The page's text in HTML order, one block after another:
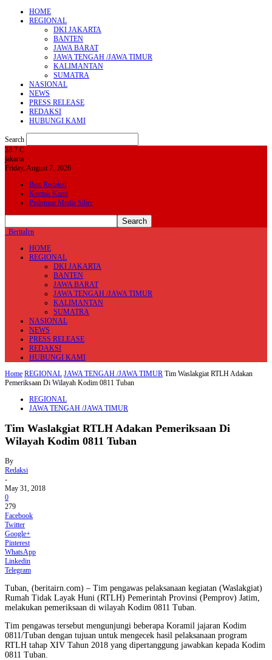
HOME
REGIONAL
DKI JAKARTA
BANTEN
JAWA BARAT
JAWA TENGAH /JAWA TIMUR
KALIMANTAN
SUMATRA
NASIONAL
NEWS
PRESS RELEASE
REDAKSI
HUBUNGI KAMI
Search
33.7 C
jakarta
Friday, August 7, 2026
Box Redaksi
Kontak Kami
Pedoman Media Siber
BeritaIrn
HOME
REGIONAL
DKI JAKARTA
BANTEN
JAWA BARAT
JAWA TENGAH /JAWA TIMUR
KALIMANTAN
SUMATRA
NASIONAL
NEWS
PRESS RELEASE
REDAKSI
HUBUNGI KAMI
Home REGIONAL JAWA TENGAH /JAWA TIMUR Tim Waslakgiat RTLH Adakan
Pemeriksaan Di Wilayah Kodim 0811 Tuban
REGIONAL
JAWA TENGAH /JAWA TIMUR
Tim Waslakgiat RTLH Adakan Pemeriksaan Di
Wilayah Kodim 0811 Tuban
By
Redaksi
-
May 31, 2018
0
279
Facebook
Twitter
Google+
Pinterest
WhatsApp
Linkedin
Telegram
Tuban, (beritairn.com) – Tim pengawas pelaksanaan kegiatan (Waslakgiat)
Rumah Tidak Layak Huni (RTLH) Pemerintah Provinsi (Pemprov) Jatim,
melakukan pemeriksaan di wilayah Kodim 0811 Tuban.
Tim pengawas tersebut mengunjungi beberapa Koramil jajaran Kodim
0811/Tuban dengan tujuan untuk mengecek hasil pelaksanaan program
RTLH tahap XIV Tahun 2018 yang dipertanggung jawabkan kepada Kodim
0811 Tuban.